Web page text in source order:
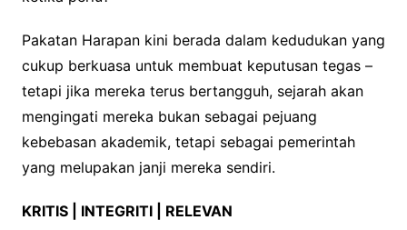
Pakatan Harapan kini berada dalam kedudukan yang
cukup berkuasa untuk membuat keputusan tegas –
tetapi jika mereka terus bertangguh, sejarah akan
mengingati mereka bukan sebagai pejuang
kebebasan akademik, tetapi sebagai pemerintah
yang melupakan janji mereka sendiri.
KRITIS | INTEGRITI | RELEVAN